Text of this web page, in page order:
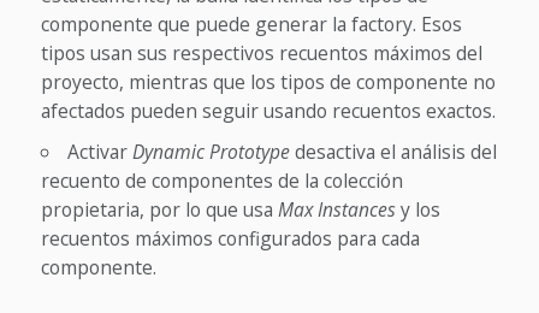
componente que puede generar la factory. Esos
tipos usan sus respectivos recuentos máximos del
proyecto, mientras que los tipos de componente no
afectados pueden seguir usando recuentos exactos.
ActivarDynamic Prototypedesactiva el análisis del
recuento de componentes de la colección
propietaria, por lo que usa Max Instancesy los
recuentos máximos configurados para cada
componente.